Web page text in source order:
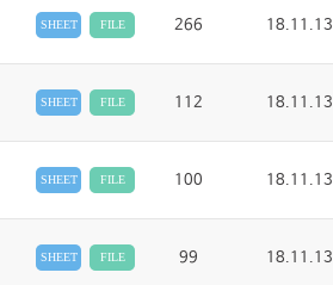
SHEET FILE 266 18.11.13
SHEET FILE 112 18.11.13
SHEET FILE 100 18.11.13
SHEET FILE 99 18.11.13